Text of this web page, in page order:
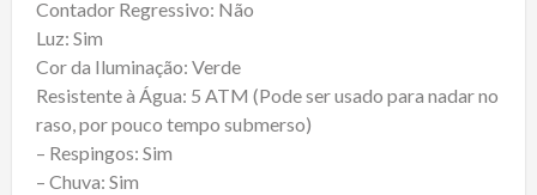
Contador Regressivo: Não
Luz: Sim
Cor da Iluminação: Verde
Resistente à Água: 5 ATM (Pode ser usado para nadar no
raso, por pouco tempo submerso)
– Respingos: Sim
– Chuva: Sim